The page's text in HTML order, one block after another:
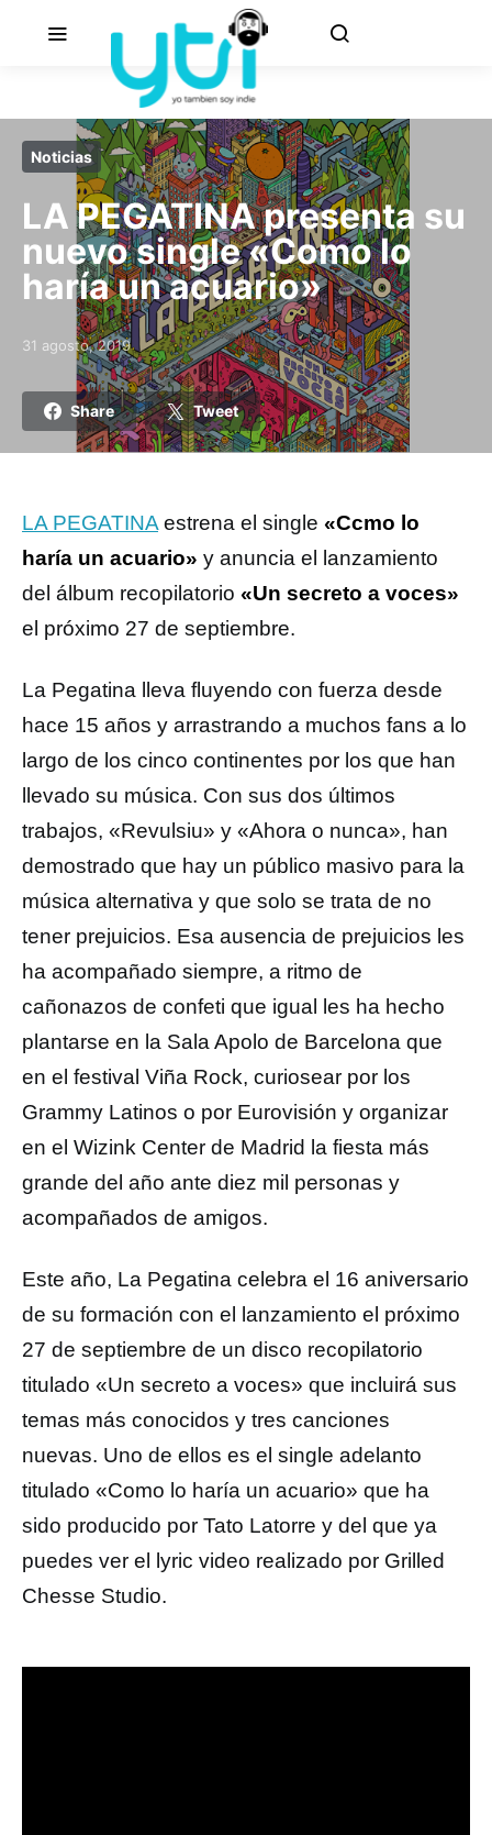
Noticias
LA PEGATINA presenta su
nuevo single «Como lo
haría un acuario»
Posted on
31 agosto, 2019
Share Tweet
LA PEGATINA estrena el single «Ccmo lo
haría un acuario» y anuncia el lanzamiento
del álbum recopilatorio «Un secreto a voces»
el próximo 27 de septiembre.
La Pegatina lleva fluyendo con fuerza desde
hace 15 años y arrastrando a muchos fans a lo
largo de los cinco continentes por los que han
llevado su música. Con sus dos últimos
trabajos, «Revulsiu» y «Ahora o nunca», han
demostrado que hay un público masivo para la
música alternativa y que solo se trata de no
tener prejuicios. Esa ausencia de prejuicios les
ha acompañado siempre, a ritmo de
cañonazos de confeti que igual les ha hecho
plantarse en la Sala Apolo de Barcelona que
en el festival Viña Rock, curiosear por los
Grammy Latinos o por Eurovisión y organizar
en el Wizink Center de Madrid la fiesta más
grande del año ante diez mil personas y
acompañados de amigos.
Este año, La Pegatina celebra el 16 aniversario
de su formación con el lanzamiento el próximo
27 de septiembre de un disco recopilatorio
titulado «Un secreto a voces» que incluirá sus
temas más conocidos y tres canciones
nuevas. Uno de ellos es el single adelanto
titulado «Como lo haría un acuario» que ha
sido producido por Tato Latorre y del que ya
puedes ver el lyric video realizado por Grilled
Chesse Studio.